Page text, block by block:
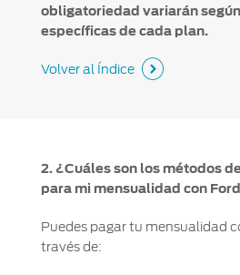
obligatoriedad variarán
específicas de cada plan.
Volver al Índice
2. ¿Cuáles son los métodos
para mi mensualidad con
Puedes pagar tu mensualidad
través de: